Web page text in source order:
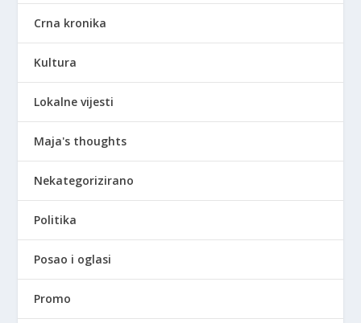
Crna kronika
Kultura
Lokalne vijesti
Maja's thoughts
Nekategorizirano
Politika
Posao i oglasi
Promo